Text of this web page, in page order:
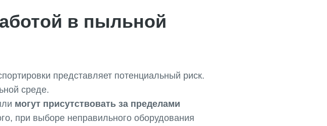
в пыльной
представляет потенциальный риск.
среде.
могут присутствовать за пределами
при выборе неправильного оборудования